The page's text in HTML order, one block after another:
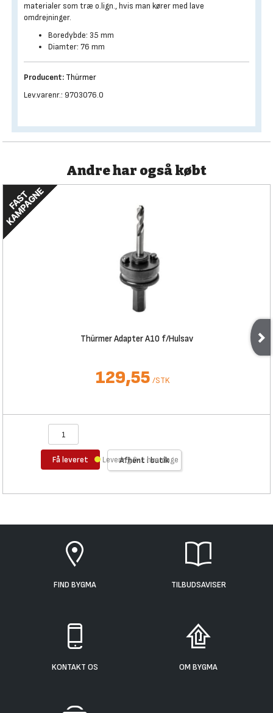
materialer som træ o.lign., hvis man kører med lave
omdrejninger.
Boredybde: 35 mm
Diamter: 76 mm
Producent: Thürmer
Lev.varenr.: 9703076.0
Andre har også købt
Thürmer Adapter A10 f/Hulsav
129,55 /STK
Få leveret Afhent i butik
Levering 0-1 hverdage
FIND BYGMA TILBUDSAVISER
KONTAKT OS OM BYGMA